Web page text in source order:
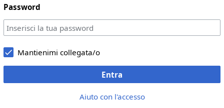
Password
Mantienimi collegata/o
Entra
Aiuto con l'accesso